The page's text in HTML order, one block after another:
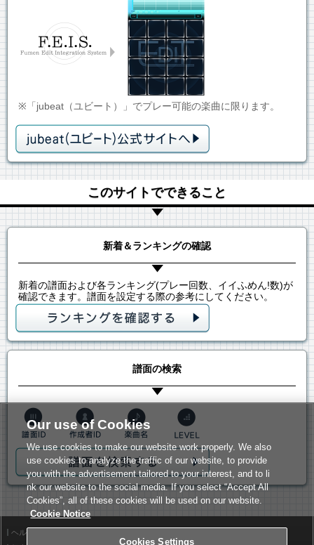
※「jubeat（ユビート）」でプレー可能の楽曲に限ります。
このサイトでできること
新着＆ランキングの確認
新着の譜面および各ランキング(プレー回数、イイふめん!数)が
確認できます。譜面を設定する際の参考にしてください。
譜面の検索
ヘルプ
Our use of Cookies
We use cookies to make our website work properly. We also
use cookies to analyze the traffic of our website, to provide
you with the advertisement tailored to your interest, and to li
nk our website to the social media. If you select “Accept All
Cookies”, all of these cookies will be used on our website.
Cookie Notice
Cookies Settings